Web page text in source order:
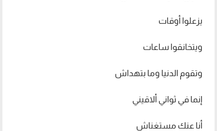
يزعلوا أوقات
ويتخانقوا ساعات
وتقوم الدنيا وما بتهداش
إنما في ثواني ألاقيني
أنا عنك مستغناش